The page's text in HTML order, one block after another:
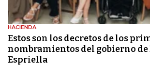
HACIENDA
Estos son los decretos de los
nombramientos del gobierno de
Espriella